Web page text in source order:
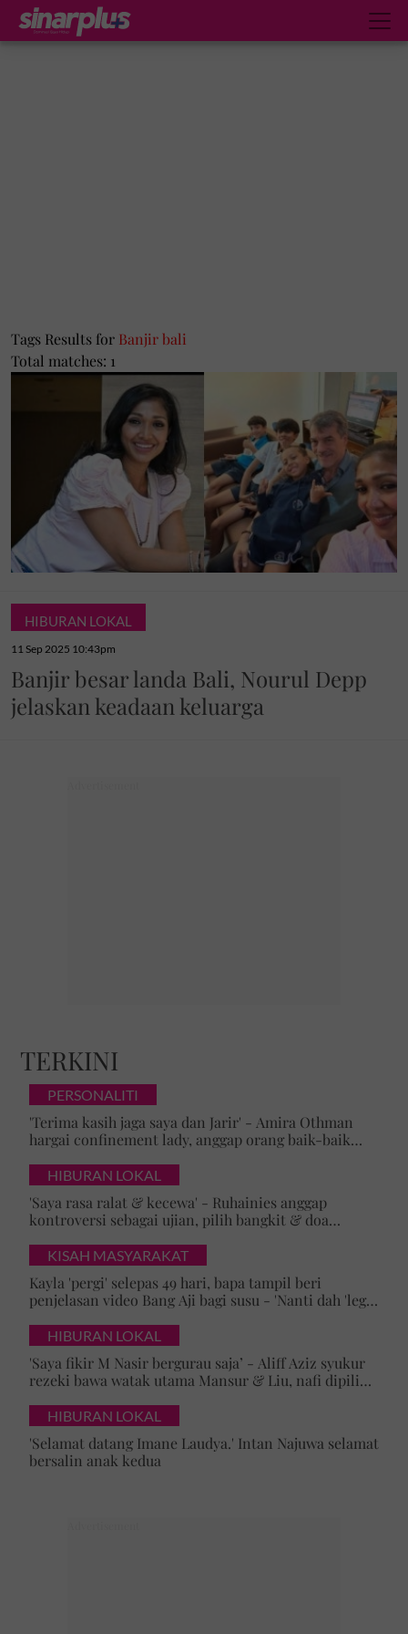
Tags Results for Banjir bali
Total matches: 1
HIBURAN LOKAL
11 Sep 2025 10:43pm
Banjir besar landa Bali, Nourul Depp
jelaskan keadaan keluarga
TERKINI
PERSONALITI
'Terima kasih jaga saya dan Jarir' - Amira Othman
hargai confinement lady, anggap orang baik-baik
HIBURAN LOKAL
'Saya rasa ralat & kecewa' - Ruhainies anggap
kontroversi sebagai ujian, pilih bangkit & doa
KISAH MASYARAKAT
Kayla 'pergi' selepas 49 hari, bapa tampil beri
penjelasan video Bang Aji bagi susu - 'Nanti dah 'lega',
HIBURAN LOKAL
'Saya fikir M Nasir bergurau saja’ - Aliff Aziz syukur
rezeki bawa watak utama Mansur & Liu, nafi dipilih
HIBURAN LOKAL
'Selamat datang Imane Laudya.' Intan Najuwa selamat
bersalin anak kedua